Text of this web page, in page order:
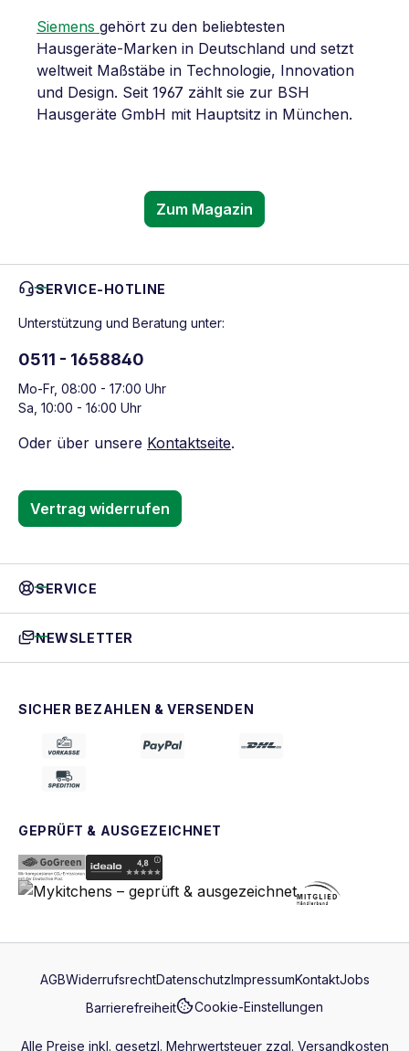
Siemens gehört zu den beliebtesten
Hausgeräte-Marken in Deutschland und setzt
weltweit Maßstäbe in Technologie, Innovation
und Design. Seit 1967 zählt sie zur BSH
Hausgeräte GmbH mit Hauptsitz in München.
Zum Magazin
SERVICE-HOTLINE
Unterstützung und Beratung unter:
0511 - 1658840
Mo-Fr, 08:00 - 17:00 Uhr
Sa, 10:00 - 16:00 Uhr
Oder über unsere Kontaktseite.
Vertrag widerrufen
SERVICE
NEWSLETTER
SICHER BEZAHLEN & VERSENDEN
GEPRÜFT & AUSGEZEICHNET
AGBWiderrufsrechtDatenschutzImpressumKontaktJobs
Barrierefreiheit
Cookie-Einstellungen
Alle Preise inkl. gesetzl. Mehrwertsteuer zzgl. Versandkosten